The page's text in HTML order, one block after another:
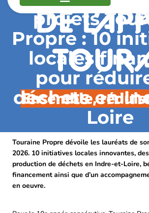
projets
Propre : 10
locales
pour
déchets en
Loire
Touraine Propre dévoile les lauréats de
2026. 10 initiatives locales innovantes,
production de déchets en Indre-et-Loire,
financement ainsi que d’un
en oeuvre.